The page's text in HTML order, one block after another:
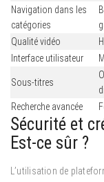
Navigation dans les
catégories
Qualité vidéo
Interface utilisateur
Sous-titres
Recherche avancée
Sécurité et
Est-ce sûr ?
L’utilisation de